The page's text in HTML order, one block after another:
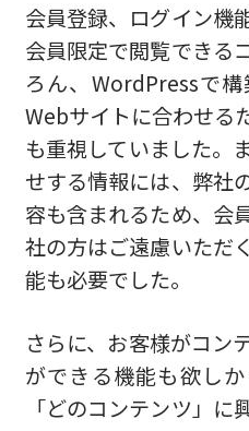
会員登録、ログイン機
会員限定で閲覧できる
ろん、WordPressで
Webサイトに合わせる
も重視していました。
せする情報には、弊社
容も含まれるため、会
社の方はご遠慮いただ
能も必要でした。
さらに、お客様がコン
ができる機能も欲しか
「どのコンテンツ」